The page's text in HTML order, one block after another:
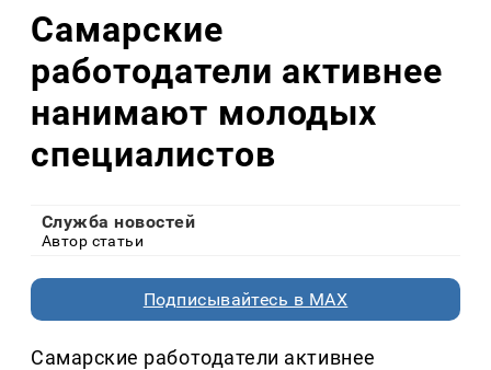
Самарские
работодатели активнее
нанимают молодых
специалистов
Служба новостей
Автор статьи
Подписывайтесь в MAX
Самарские работодатели активнее